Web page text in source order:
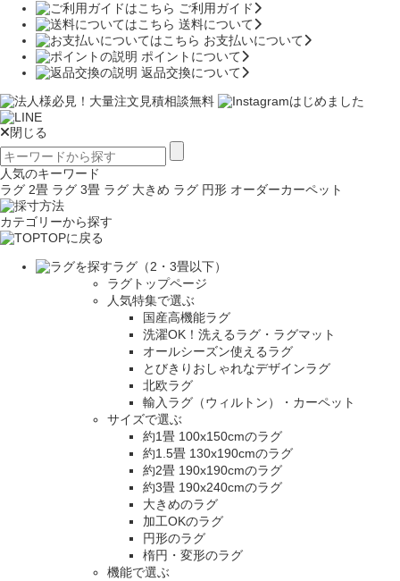
ご利用ガイド
送料について
お支払いについて
ポイントについて
返品交換について
閉じる
人気のキーワード
ラグ 2畳 ラグ 3畳 ラグ 大きめ ラグ 円形 オーダーカーペット
カテゴリーから探す
TOPに戻る
ラグ（2・3畳以下）
ラグトップページ
人気特集で選ぶ
国産高機能ラグ
洗濯OK！洗えるラグ・ラグマット
オールシーズン使えるラグ
とびきりおしゃれなデザインラグ
北欧ラグ
輸入ラグ（ウィルトン）・カーペット
サイズで選ぶ
約1畳 100x150cmのラグ
約1.5畳 130x190cmのラグ
約2畳 190x190cmのラグ
約3畳 190x240cmのラグ
大きめのラグ
加工OKのラグ
円形のラグ
楕円・変形のラグ
機能で選ぶ